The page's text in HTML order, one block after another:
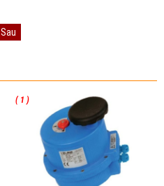
Sau
( 1 )